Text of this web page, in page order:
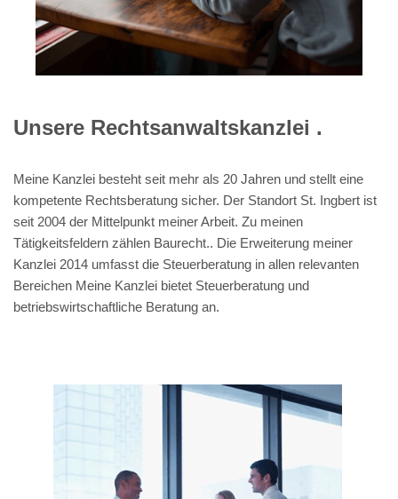
Unsere Rechtsanwaltskanzlei .
Meine Kanzlei besteht seit mehr als 20 Jahren und stellt eine
kompetente Rechtsberatung sicher. Der Standort St. Ingbert ist
seit 2004 der Mittelpunkt meiner Arbeit. Zu meinen
Tätigkeitsfeldern zählen Baurecht.. Die Erweiterung meiner
Kanzlei 2014 umfasst die Steuerberatung in allen relevanten
Bereichen Meine Kanzlei bietet Steuerberatung und
betriebswirtschaftliche Beratung an.